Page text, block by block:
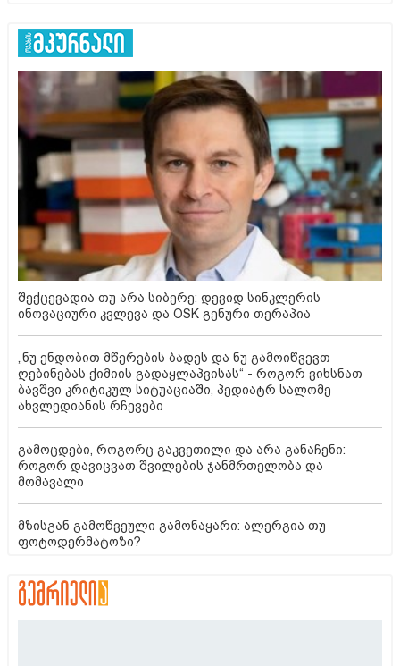
შექცევადია თუ არა სიბერე: დევიდ სინკლერის
ინოვაციური კვლევა და OSK გენური თერაპია
„ნუ ენდობით მწერების ბადეს და ნუ გამოიწვევთ
ღებინებას ქიმიის გადაყლაპვისას“ - როგორ ვიხსნათ
ბავშვი კრიტიკულ სიტუაციაში, პედიატრ სალომე
ახვლედიანის რჩევები
გამოცდები, როგორც გაკვეთილი და არა განაჩენი:
როგორ დავიცვათ შვილების ჯანმრთელობა და
მომავალი
მზისგან გამოწვეული გამონაყარი: ალერგია თუ
ფოტოდერმატოზი?